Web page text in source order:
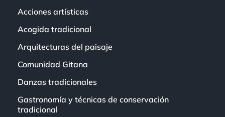
Acciones artísticas
Acogida tradicional
Arquitecturas del paisaje
Comunidad Gitana
Danzas tradicionales
Gastronomía y técnicas de conservación
tradicional